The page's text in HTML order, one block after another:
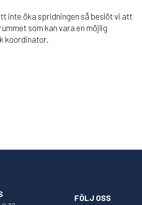
inte öka spridningen så beslöt vi att
som kan vara en möjlig
koordinator.
FÖLJ OSS